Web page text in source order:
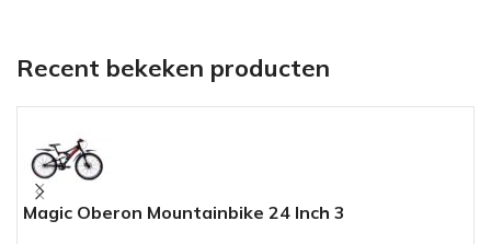
Recent bekeken producten
Magic Oberon Mountainbike 24 Inch 3